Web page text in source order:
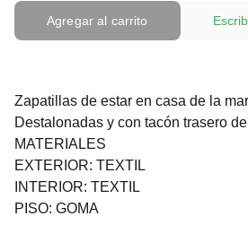
Agregar al carrito
Zapatillas de estar en casa de la
Destalonadas y con tacón trasero
MATERIALES
EXTERIOR: TEXTIL
INTERIOR: TEXTIL
PISO: GOMA